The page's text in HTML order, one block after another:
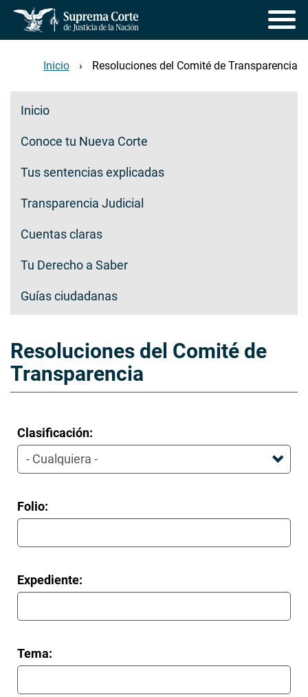
Pasar
contenido
principalInicio Resoluciones del Comité de Transparencia
Inicio
Conoce tu Nueva Corte
Tus sentencias explicadas
Transparencia Judicial
Cuentas claras
Tu Derecho a Saber
Guías ciudadanas
Resoluciones del Comité de
Transparencia
Clasificación:
Folio:
Expediente:
Tema: